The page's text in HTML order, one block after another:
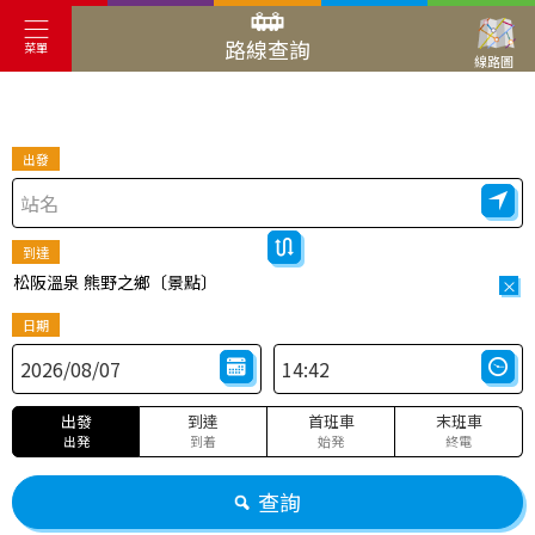
菜單 路線查詢 線路圖
出發
到達
松阪溫泉 熊野之鄉〔景點〕 ×
日期
出發
出発
到達
到着
首班車
始発
末班車
終電
查詢